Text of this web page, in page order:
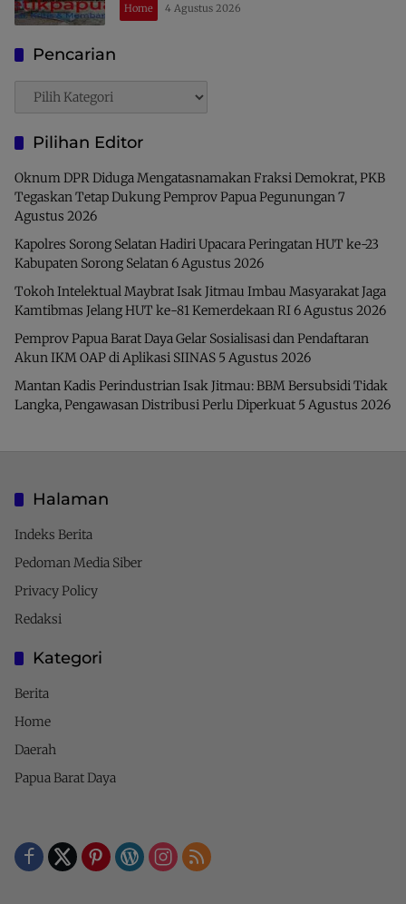
Home 4 Agustus 2026
Pencarian
Pencarian
Pilihan Editor
Oknum DPR Diduga Mengatasnamakan Fraksi Demokrat, PKB
Tegaskan Tetap Dukung Pemprov Papua Pegunungan7
Agustus 2026
Kapolres Sorong Selatan Hadiri Upacara Peringatan HUT ke-23
Kabupaten Sorong Selatan6 Agustus 2026
Tokoh Intelektual Maybrat Isak Jitmau Imbau Masyarakat Jaga
Kamtibmas Jelang HUT ke-81 Kemerdekaan RI6 Agustus 2026
Pemprov Papua Barat Daya Gelar Sosialisasi dan Pendaftaran
Akun IKM OAP di Aplikasi SIINAS 5 Agustus 2026
Mantan Kadis Perindustrian Isak Jitmau: BBM Bersubsidi Tidak
Langka, Pengawasan Distribusi Perlu Diperkuat 5 Agustus 2026
Halaman
Indeks Berita
Pedoman Media Siber
Privacy Policy
Redaksi
Kategori
Berita
Home
Daerah
Papua Barat Daya